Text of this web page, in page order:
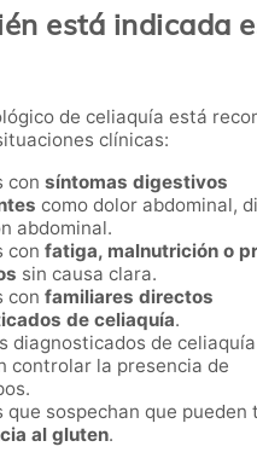
está indicada
de celiaquía está
clínicas:
con síntomas digestivos
como dolor abdominal,
abdominal.
con fatiga, malnutrición o
sin causa clara.
con familiares directos
de celiaquía.
diagnosticados de
controlar la presencia de
que sospechan que pueden
al gluten.